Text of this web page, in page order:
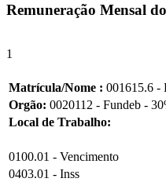
Remuneração Mensal
1
Matrícula/Nome : 001615.6 -
Orgão: 0020112 - Fundeb -
Local de Trabalho:
0100.01 - Vencimento
0403.01 - Inss